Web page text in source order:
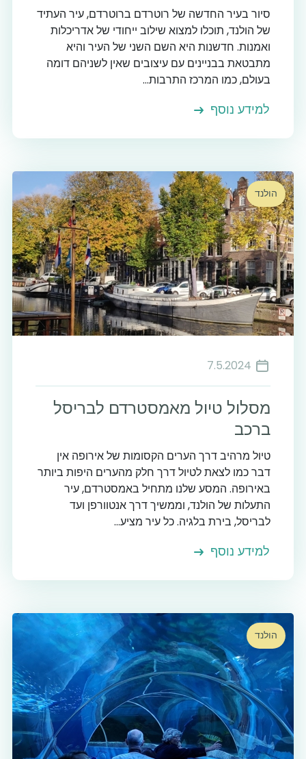
סיור בעיר החדשה של רוטרדם ברוטרדם, עיר העתיד
של הולנד, תוכלו למצוא שילוב ייחודי של אדריכלות
ואמנות. חדשנות היא השם השני של העיר והיא
מתבטאת בבניינים עם עיצובים שאין לשניהם דומה
בעולם, כמו המרכז התרבות...
למידע נוסף
הולנד
7.5.2024
מסלול טיול מאמסטרדם לבריסל
ברכב
טיול מרהיב דרך הערים הקסומות של אירופה אין
דבר כמו לצאת לטיול דרך חלק מהערים היפות ביותר
באירופה. המסע שלנו מתחיל באמסטרדם, עיר
התעלות של הולנד, וממשיך דרך אנטוורפן ועד
לבריסל, בירת בלגיה. כל עיר מציע...
למידע נוסף
הולנד